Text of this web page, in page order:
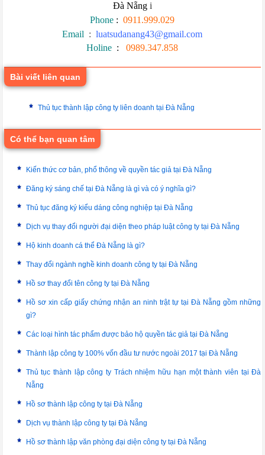
Đà Nẵng i
Phone : 0911.999.029
Email : luatsudanang43@gmail.com
Holine : 0989.347.858
Bài viết liên quan
Thủ tục thành lập công ty liên doanh tại Đà Nẵng
Có thể bạn quan tâm
Kiến thức cơ bản, phổ thông về quyền tác giả tại Đà Nẵng
Đăng ký sáng chế tại Đà Nẵng là gì và có ý nghĩa gì?
Thủ tục đăng ký kiểu dáng công nghiệp tại Đà Nẵng
Dịch vụ thay đổi người đại diện theo pháp luật công ty tại Đà Nẵng
Hộ kinh doanh cá thể Đà Nẵng là gì?
Thay đổi ngành nghề kinh doanh công ty tại Đà Nẵng
Hồ sơ thay đổi tên công ty tại Đà Nẵng
Hồ sơ xin cấp giấy chứng nhận an ninh trật tự tại Đà Nẵng gồm những
gì?
Các loại hình tác phẩm được bảo hộ quyền tác giả tại Đà Nẵng
Thành lập công ty 100% vốn đầu tư nước ngoài 2017 tại Đà Nẵng
Thủ tục thành lập công ty Trách nhiệm hữu hạn một thành viên tại Đà
Nẵng
Hồ sơ thành lập công ty tại Đà Nẵng
Dịch vụ thành lập công ty tại Đà Nẵng
Hồ sơ thành lập văn phòng đại diện công ty tại Đà Nẵng